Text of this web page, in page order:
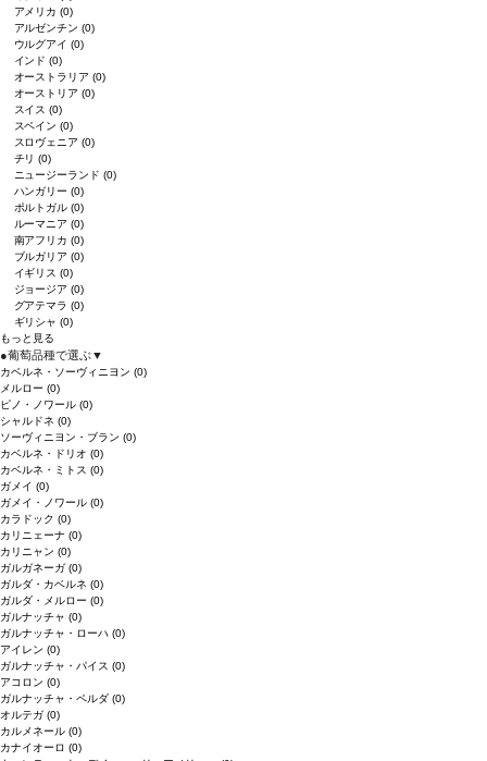
アメリカ(0)
アルゼンチン(0)
ウルグアイ(0)
インド(0)
オーストラリア(0)
オーストリア(0)
スイス(0)
スペイン(0)
スロヴェニア(0)
チリ(0)
ニュージーランド(0)
ハンガリー(0)
ポルトガル(0)
ルーマニア(0)
南アフリカ(0)
ブルガリア(0)
イギリス(0)
ジョージア(0)
グアテマラ(0)
ギリシャ(0)
もっと見る
●葡萄品種で選ぶ▼
カベルネ・ソーヴィニヨン (0)
メルロー (0)
ピノ・ノワール (0)
シャルドネ (0)
ソーヴィニヨン・ブラン (0)
カベルネ・ドリオ (0)
カベルネ・ミトス (0)
ガメイ (0)
ガメイ・ノワール (0)
カラドック (0)
カリニェーナ (0)
カリニャン (0)
ガルガネーガ (0)
ガルダ・カベルネ (0)
ガルダ・メルロー (0)
ガルナッチャ (0)
ガルナッチャ・ローハ (0)
アイレン (0)
ガルナッチャ・パイス (0)
アコロン (0)
ガルナッチャ・ペルダ (0)
オルテガ (0)
カルメネール (0)
カナイオーロ (0)